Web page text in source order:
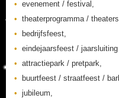
evenement / festival,
theaterprogramma /
bedrijfsfeest,
eindejaarsfeest /
attractiepark / pretpark,
buurtfeest / straatfeest /
jubileum,